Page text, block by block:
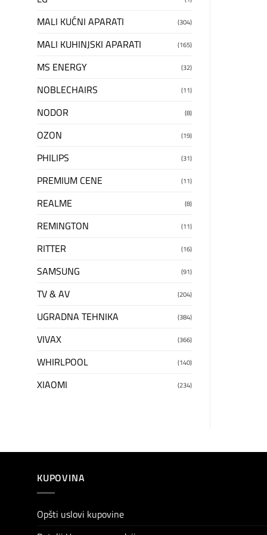
MALI KUĆNI APARATI (304)
MALI KUHINJSKI APARATI (165)
MS ENERGY (32)
NOBLECHAIRS (11)
NODOR (8)
OZON (19)
PHILIPS (31)
PREMIUM CENE (11)
REALME (8)
REMINGTON (11)
RITTER (16)
SAMSUNG (91)
TV & AV (204)
UGRADNA TEHNIKA (384)
VIVAX (366)
WHIRLPOOL (140)
XIAOMI (234)
KUPOVINA
Opšti uslovi kupovine